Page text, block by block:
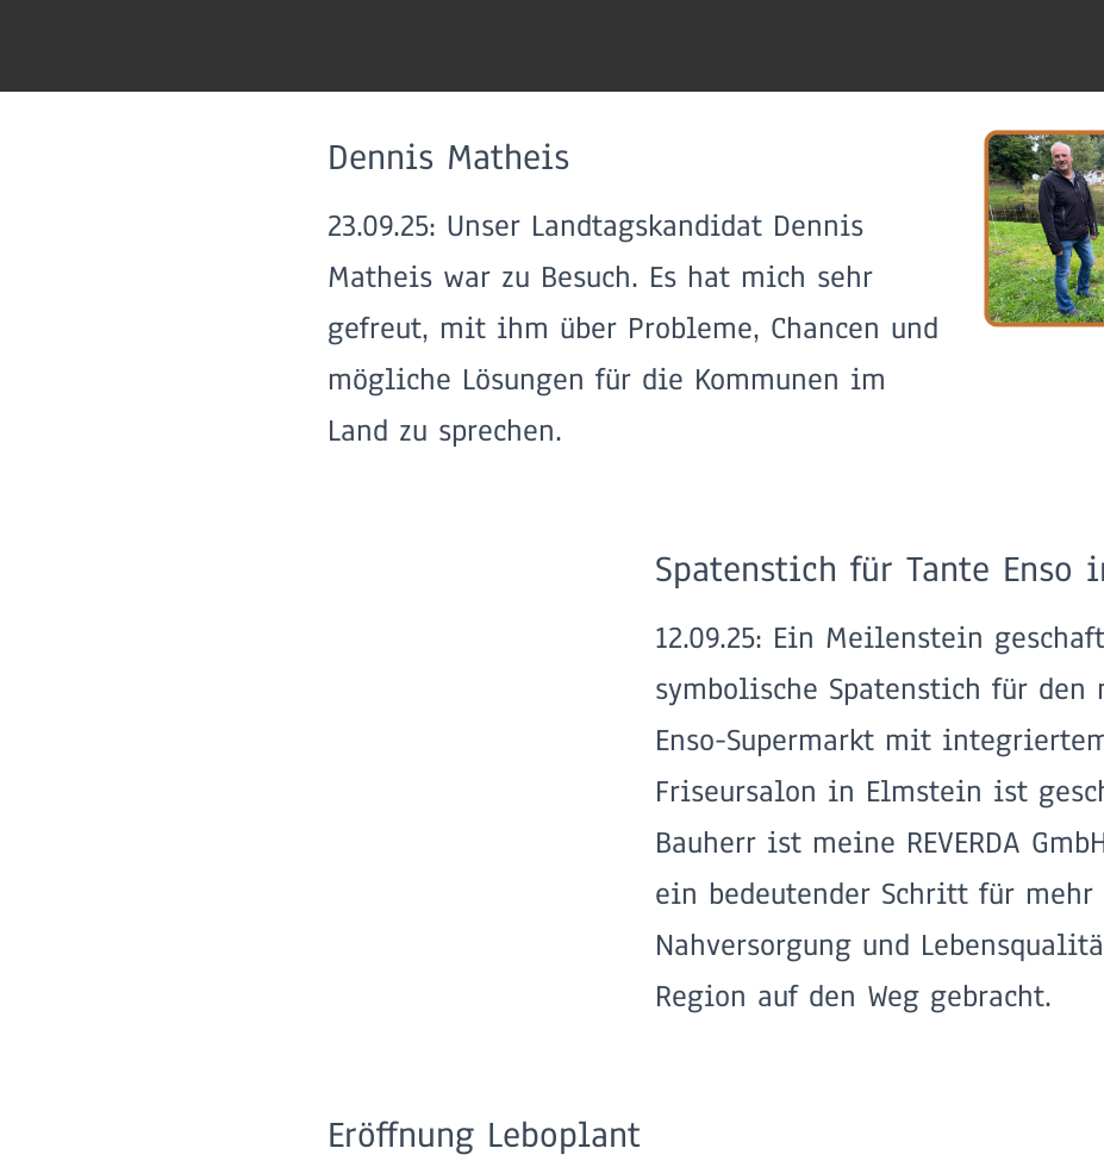
Dennis Matheis
23.09.25: Unser Landtagskandidat Dennis
Matheis war zu Besuch. Es hat mich sehr
gefreut, mit ihm über Probleme, Chancen und
mögliche Lösungen für die Kommunen im
Land zu sprechen.
Spatenstich für Tante Enso
12.09.25: Ein Meilenstein
symbolische Spatenstich für den
Enso-Supermarkt mit
Friseursalon in Elmstein ist
Bauherr ist meine REVERDA
ein bedeutender Schritt für mehr
Nahversorgung und
Region auf den Weg gebracht.
Eröffnung Leboplant